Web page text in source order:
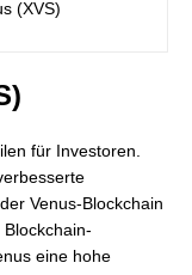
(XVS)
für Investoren.
Venus-Blockchain
eine hohe